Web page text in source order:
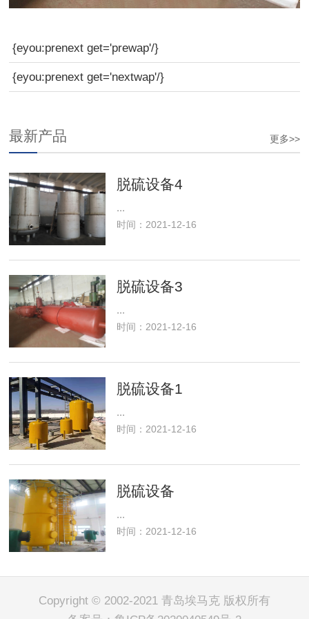
{eyou:prenext get='prewap'/}
{eyou:prenext get='nextwap'/}
更多>>
最新产品
脱硫设备4
...
时间：2021-12-16
脱硫设备3
...
时间：2021-12-16
脱硫设备1
...
时间：2021-12-16
脱硫设备
...
时间：2021-12-16
Copyright © 2002-2021 青岛埃马克 版权所有